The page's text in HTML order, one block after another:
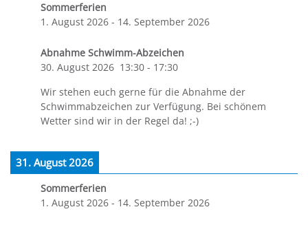
Sommerferien
1. August 2026 - 14. September 2026
Abnahme Schwimm-Abzeichen
30. August 2026 13:30 - 17:30
Wir stehen euch gerne für die Abnahme der
Schwimmabzeichen zur Verfügung. Bei schönem
Wetter sind wir in der Regel da! ;-)
31. August 2026
Sommerferien
1. August 2026 - 14. September 2026